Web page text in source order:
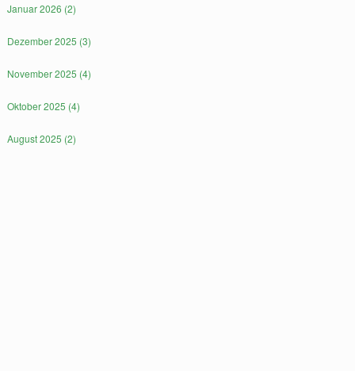
Januar 2026 (2)
Dezember 2025 (3)
November 2025 (4)
Oktober 2025 (4)
August 2025 (2)